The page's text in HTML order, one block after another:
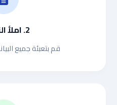
2. املأ النموذج
قم بتعبئة جميع